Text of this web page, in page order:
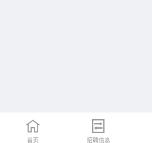
首页 招聘信息